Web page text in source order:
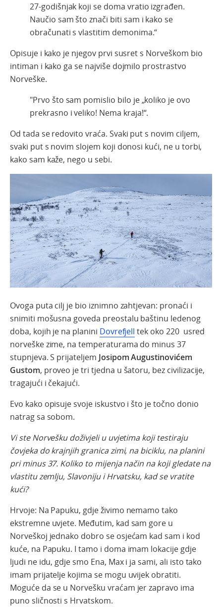
27-godišnjak koji se doma vratio izgrađen.
Naučio sam što znači biti sam i kako se
obračunati s vlastitim demonima.“
Opisuje i kako je njegov prvi susret s Norveškom bio
intiman i kako ga se najviše dojmilo prostrastvo
Norveške.
"Prvo što sam pomislio bilo je „koliko je ovo
prekrasno i veliko! Nema kraja!“.
Od tada se redovito vraća. Svaki put s novim ciljem,
svaki put s novim slojem koji donosi kući, ne u torbi,
kako sam kaže, nego u sebi.
Ovoga puta cilj je bio iznimno zahtjevan: pronaći i
snimiti mošusna goveda preostalu baštinu ledenog
doba, kojih je na planini Dovrefjell tek oko 220 usred
norveške zime, na temperaturama do minus 37
stupnjeva. S prijateljem Josipom Augustinovićem
Gustom, proveo je tri tjedna u šatoru, bez civilizacije,
tragajući i čekajući.
Evo kako opisuje svoje iskustvo i što je točno donio
natrag sa sobom.
Vi ste Norvešku doživjeli u uvjetima koji testiraju
čovjeka do krajnjih granica zimi, na biciklu, na planini
pri minus 37. Koliko to mijenja način na koji gledate na
vlastitu zemlju, Slavoniju i Hrvatsku, kad se vratite
kući?
Hrvoje: Na Papuku, gdje živimo nemamo tako
ekstremne uvjete. Međutim, kad sam gore u
Norveškoj jednako dobro se osjećam kad sam i kod
kuće, na Papuku. I tamo i doma imam lokacije gdje
ljudi ne idu, gdje smo Ena, Max i ja sami, ali isto tako
imam prijatelje kojima se mogu uvijek obratiti.
Moguće da se u Norvešku vraćam jer zapravo ima
puno sličnosti s Hrvatskom.